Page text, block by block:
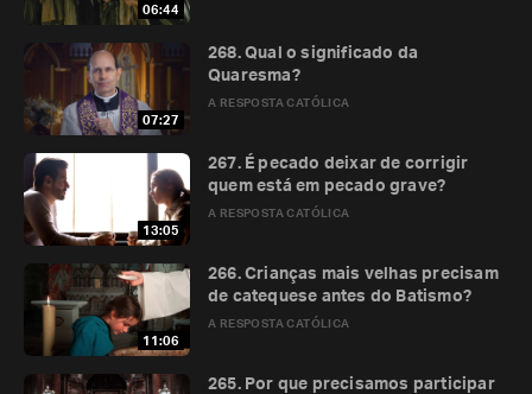
06:44
07:27
A RESPOSTA CATÓLICA
268. Qual o significado da
Quaresma?
13:05
A RESPOSTA CATÓLICA
267. É pecado deixar de corrigir
quem está em pecado grave?
11:06
A RESPOSTA CATÓLICA
266. Crianças mais velhas precisam
de catequese antes do Batismo?
265. Por que precisamos participar